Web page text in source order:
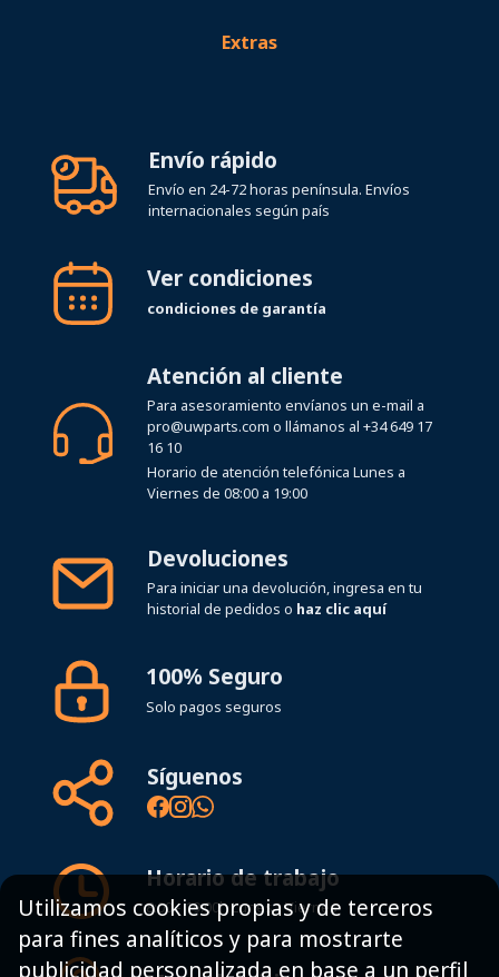
Extras
Envío rápido
Envío en 24-72 horas península. Envíos
internacionales según país
Ver condiciones
condiciones de garantía
Atención al cliente
Para asesoramiento envíanos un e-mail a
pro@uwparts.com o llámanos al +34 649 17
16 10
Horario de atención telefónica Lunes a
Viernes de 08:00 a 19:00
Devoluciones
Para iniciar una devolución, ingresa en tu
historial de pedidos o haz clic aquí
100% Seguro
Solo pagos seguros
Síguenos
Horario de trabajo
8:00 - 19:00h Lunes - Viernes
Utilizamos cookies propias y de terceros
para fines analíticos y para mostrarte
publicidad personalizada en base a un perfil